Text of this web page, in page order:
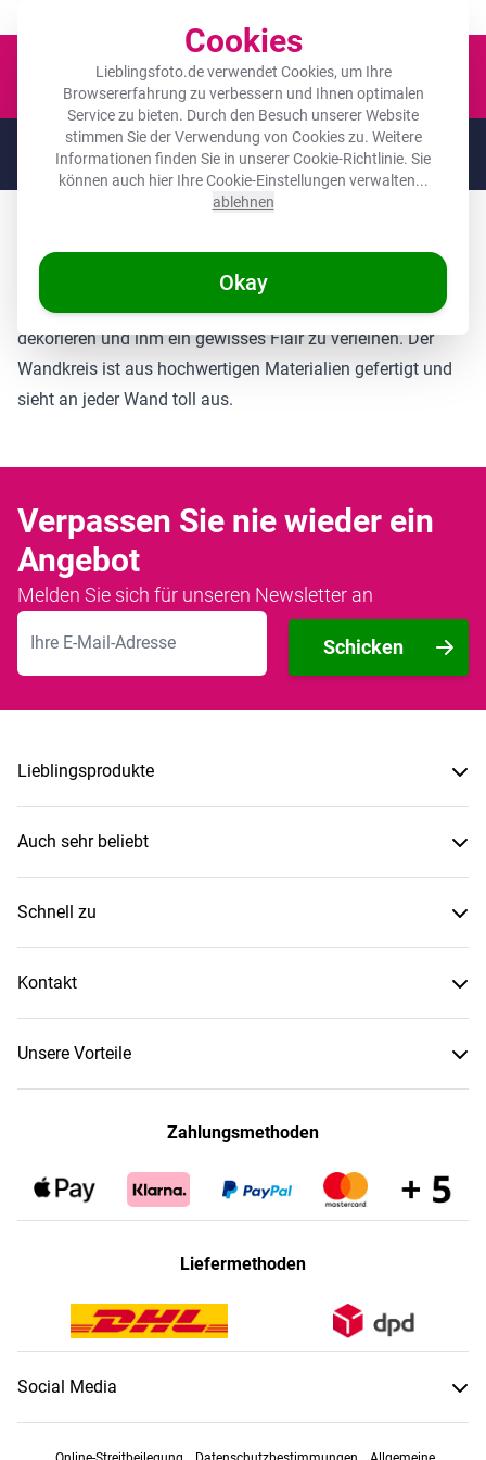
Cookies
Lieblingsfoto.de verwendet Cookies, um Ihre
Browsererfahrung zu verbessern und Ihnen optimalen
Service zu bieten. Durch den Besuch unserer Website
stimmen Sie der Verwendung von Cookies zu. Weitere
Informationen finden Sie in unsererCookie-Richtlinie. Sie
können auch hier Ihre Cookie-Einstellungen verwalten...
ablehnen
Okay
SOMMERDEALS:Die höchsten Rabatte des Jahres auf deine
Lieblingsgeschenke! 🌞
Dieser Pferde-Wandkreis ist perfekt für ein Kinderzimmer.
Er ist eine tolle Möglichkeit, das Zimmer deines Kindes zu
dekorieren und ihm ein gewisses Flair zu verleihen. Der
Wandkreis ist aus hochwertigen Materialien gefertigt und
sieht an jeder Wand toll aus.
Verpassen Sie nie wieder ein
Angebot
Melden Sie sich für unseren Newsletter an
E-Mailadresse
Schicken
Lieblingsprodukte
Auch sehr beliebt
Schnell zu
Kontakt
Unsere Vorteile
Zahlungsmethoden
Liefermethoden
Social Media